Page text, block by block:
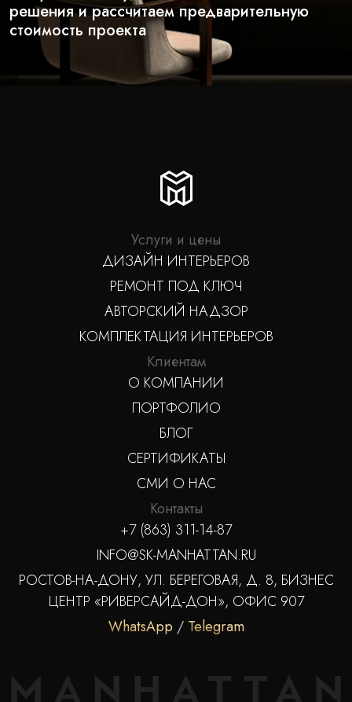
решения и рассчитаем предварительную
стоимость проекта
Услуги и цены
ДИЗАЙН ИНТЕРЬЕРОВ
РЕМОНТ ПОД КЛЮЧ
АВТОРСКИЙ НАДЗОР
КОМПЛЕКТАЦИЯ ИНТЕРЬЕРОВ
Клиентам
О КОМПАНИИ
ПОРТФОЛИО
БЛОГ
СЕРТИФИКАТЫ
СМИ О НАС
Контакты
+7 (863) 311-14-87
INFO@SK-MANHATTAN.RU
РОСТОВ-НА-ДОНУ, УЛ. БЕРЕГОВАЯ, Д. 8, БИЗНЕС
ЦЕНТР «РИВЕРСАЙД-ДОН», ОФИС 907
WhatsApp / Telegram